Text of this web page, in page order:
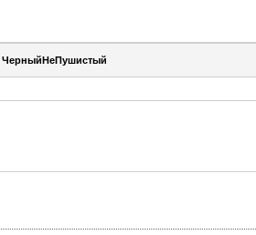
ЧерныйНеПушистый